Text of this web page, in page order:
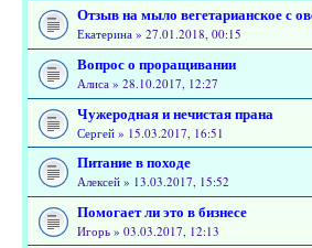
Отзыв на мыло вегетарианское с
Екатерина » 27.01.2018, 00:15
Вопрос о проращивании
Алиса » 28.10.2017, 12:27
Чужеродная и нечистая прана
Сергей » 15.03.2017, 16:51
Питание в походе
Алексей » 13.03.2017, 15:52
Помогает ли это в бизнесе
Игорь » 03.03.2017, 12:13